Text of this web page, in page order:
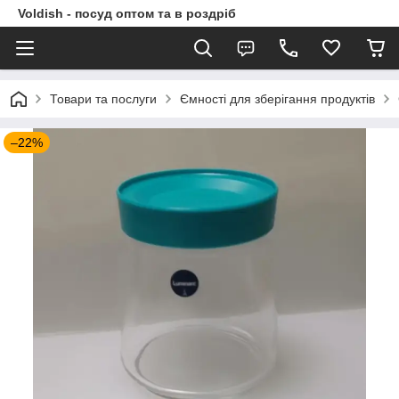
Voldish - посуд оптом та в роздріб
Товари та послуги Ємності для зберігання продуктів
–22%